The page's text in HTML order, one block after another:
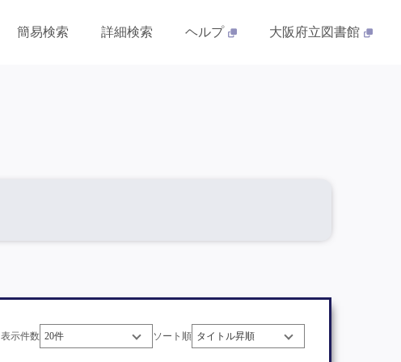
簡易検索 詳細検索 ヘルプ 大阪府立図書館
表示件数 ソート順